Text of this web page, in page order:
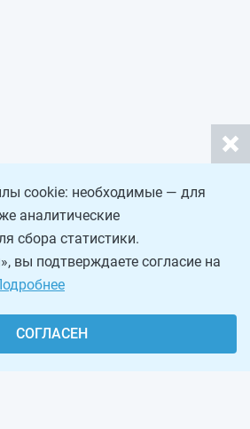
cookie: необходимые — для
аналитические
сбора статистики.
вы подтверждаете согласие на
СОГЛАСЕН